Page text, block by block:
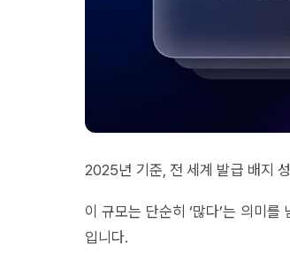
2025년 기준, 전 세계 발급 배지
이 규모는 단순히 ‘많다’는 의미
입니다.